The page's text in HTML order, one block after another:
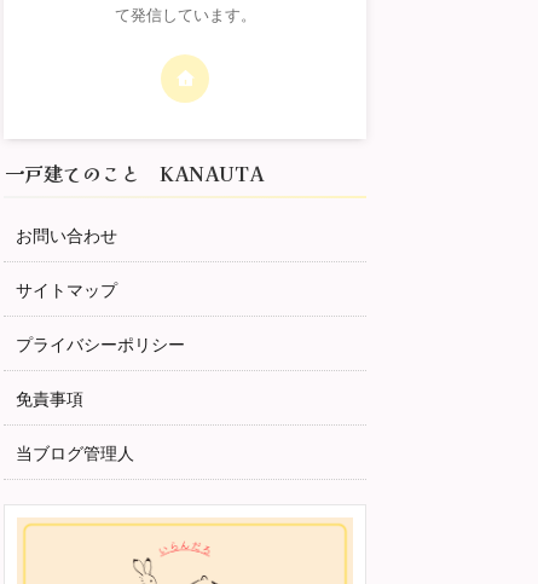
て発信しています。
一戸建てのこと KANAUTA
お問い合わせ
サイトマップ
プライバシーポリシー
免責事項
当ブログ管理人